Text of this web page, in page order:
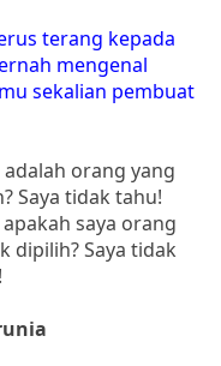
terang kepada
mengenal
sekalian pembuat
orang yang
Saya tidak tahu!
saya orang
dipilih? Saya tidak